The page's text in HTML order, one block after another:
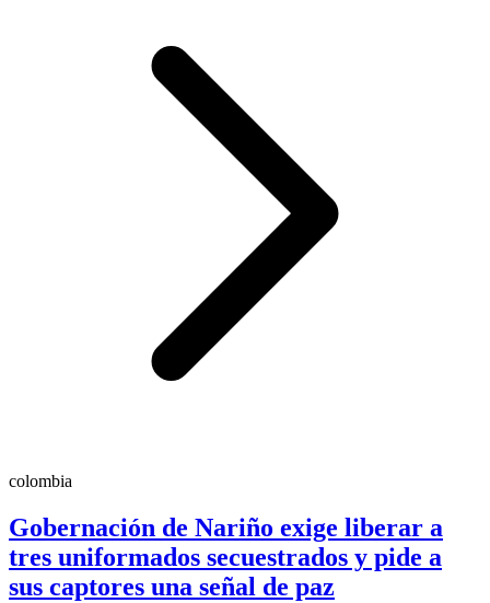
colombia
Gobernación de Nariño exige liberar a
tres uniformados secuestrados y pide a
sus captores una señal de paz